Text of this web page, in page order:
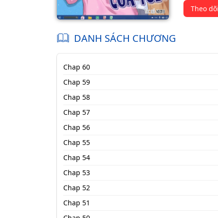
Theo
DANH SÁCH CHƯƠNG
Chap 60
Chap 59
Chap 58
Chap 57
Chap 56
Chap 55
Chap 54
Chap 53
Chap 52
Chap 51